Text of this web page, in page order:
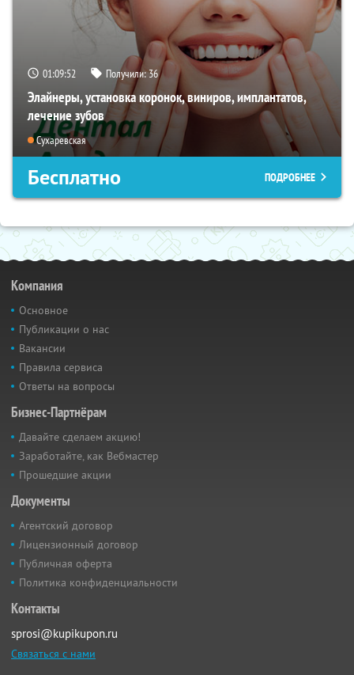
01:09:51 Получили:36
Элайнеры, установка коронок, виниров, имплантатов,
лечение зубов
Сухаревская
Бесплатно ПОДРОБНЕЕ
Компания
Основное
Публикации о нас
Вакансии
Правила сервиса
Ответы на вопросы
Бизнес-Партнёрам
Давайте сделаем акцию!
Заработайте, как Вебмастер
Прошедшие акции
Документы
Агентский договор
Лицензионный договор
Публичная оферта
Политика конфиденциальности
Контакты
sprosi@kupikupon.ru
Связаться с нами